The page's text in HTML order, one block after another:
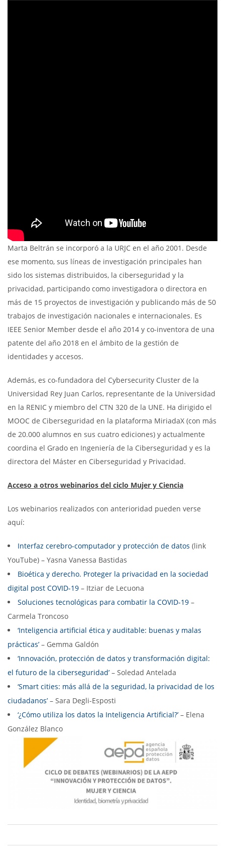
Marta Beltrán se incorporó a la URJC en el año 2001. Desde
ese momento, sus líneas de investigación principales han
sido los sistemas distribuidos, la ciberseguridad y la
privacidad, participando como investigadora o directora en
más de 15 proyectos de investigación y publicando más de 50
trabajos de investigación nacionales e internacionales. Es
IEEE Senior Member desde el año 2014 y co-inventora de una
patente del año 2018 en el ámbito de la gestión de
identidades y accesos.
Además, es co-fundadora del Cybersecurity Cluster de la
Universidad Rey Juan Carlos, representante de la Universidad
en la RENIC y miembro del CTN 320 de la UNE. Ha dirigido el
MOOC de Ciberseguridad en la plataforma MiriadaX (con más
de 20.000 alumnos en sus cuatro ediciones) y actualmente
coordina el Grado en Ingeniería de la Ciberseguridad y es la
directora del Máster en Ciberseguridad y Privacidad.
Acceso a otros webinarios del ciclo Mujer y Ciencia
Los webinarios realizados con anterioridad pueden verse
aquí:
Interfaz cerebro-computador y protección de datos (link
YouTube) – Yasna Vanessa Bastidas
Bioética y derecho. Proteger la privacidad en la sociedad
digital post COVID-19 – Itziar de Lecuona
Soluciones tecnológicas para combatir la COVID-19 –
Carmela Troncoso
‘Inteligencia artificial ética y auditable: buenas y malas
prácticas’ – Gemma Galdón
‘Innovación, protección de datos y transformación digital:
el futuro de la ciberseguridad’ – Soledad Antelada
‘Smart cities: más allá de la seguridad, la privacidad de los
ciudadanos’ – Sara Degli-Esposti
‘¿Cómo utiliza los datos la Inteligencia Artificial?’ – Elena
González Blanco